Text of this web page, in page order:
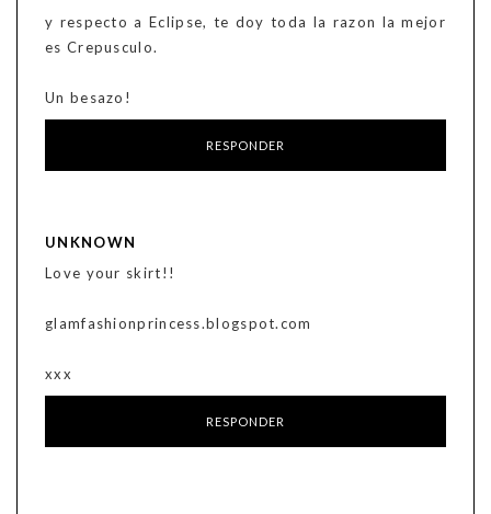
y respecto a Eclipse, te doy toda la razon la mejor
es Crepusculo.
Un besazo!
RESPONDER
UNKNOWN
Love your skirt!!
glamfashionprincess.blogspot.com
xxx
RESPONDER